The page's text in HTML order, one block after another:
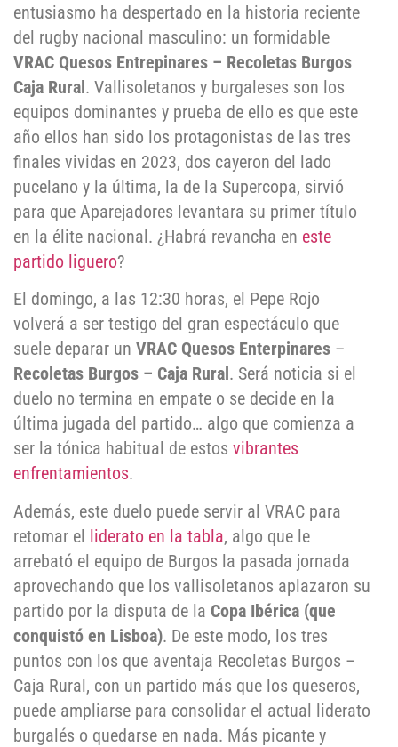
entusiasmo ha despertado en la historia reciente
del rugby nacional masculino: un formidable
VRAC Quesos Entrepinares – Recoletas Burgos
Caja Rural. Vallisoletanos y burgaleses son los
equipos dominantes y prueba de ello es que este
año ellos han sido los protagonistas de las tres
finales vividas en 2023, dos cayeron del lado
pucelano y la última, la de la Supercopa, sirvió
para que Aparejadores levantara su primer título
en la élite nacional. ¿Habrá revancha en este
partido liguero?
El domingo, a las 12:30 horas, el Pepe Rojo
volverá a ser testigo del gran espectáculo que
suele deparar un VRAC Quesos Enterpinares –
Recoletas Burgos – Caja Rural . Será noticia si el
duelo no termina en empate o se decide en la
última jugada del partido… algo que comienza a
ser la tónica habitual de estos vibrantes
enfrentamientos.
Además, este duelo puede servir al VRAC para
retomar el liderato en la tabla, algo que le
arrebató el equipo de Burgos la pasada jornada
aprovechando que los vallisoletanos aplazaron su
partido por la disputa de la Copa Ibérica (que
conquistó en Lisboa). De este modo, los tres
puntos con los que aventaja Recoletas Burgos –
Caja Rural, con un partido más que los queseros,
puede ampliarse para consolidar el actual liderato
burgalés o quedarse en nada. Más picante y